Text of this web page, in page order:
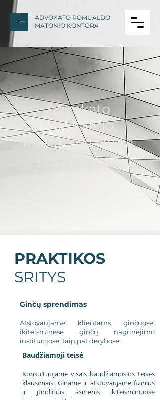
ADVOKATO ROMUALDO
MATONIO KONTORA
Advokato
Romualdo
Matonio kontora
Teisinės paslaugos
PRAKTIKOS
SRITYS
Ginčų sprendimas
Atstovaujame klientams ginčuose,
ikiteisminėse ginčų nagrinėjimo
institucijose, taip pat derybose.
Baudžiamoji teisė
Konsultuojame visais baudžiamosios teisės
klausimais. Giname ir atstovaujame fizinius
ir juridinius asmenis ikiteisminiuose